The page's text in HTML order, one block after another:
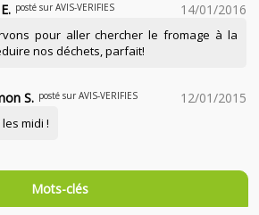
posté sur AVIS-VERIFIES 14/01/2016
pour aller chercher le fromage à la
nos déchets, parfait!
S. posté sur AVIS-VERIFIES 12/01/2015
midi !
Mots-clés